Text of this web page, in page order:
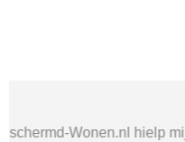
"Door de duidelijke